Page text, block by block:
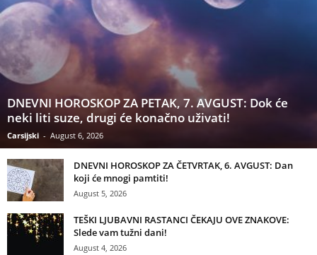
DNEVNI HOROSKOP ZA PETAK, 7. AVGUST: Dok će
neki liti suze, drugi će konačno uživati!
Carsijski - August 6, 2026
DNEVNI HOROSKOP ZA ČETVRTAK, 6. AVGUST: Dan
koji će mnogi pamtiti!
August 5, 2026
TEŠKI LJUBAVNI RASTANCI ČEKAJU OVE ZNAKOVE:
Slede vam tužni dani!
August 4, 2026